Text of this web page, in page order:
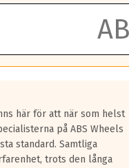
än ett klass G
50 liter bränsle med ett
vilken rutt du kör, samt
lastbilar.
på en väg där det ligger
fyra billängder( ca
här för att när som helst
på ABS Wheels
standard. Samtliga
trots den långa